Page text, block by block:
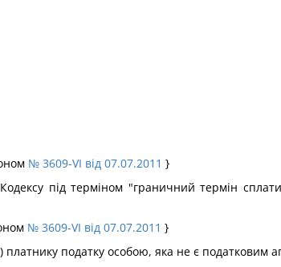
№ 3609-VI від 07.07.2011 }
під терміном "граничний термін
№ 3609-VI від 07.07.2011 }
податку особою, яка не є податковим